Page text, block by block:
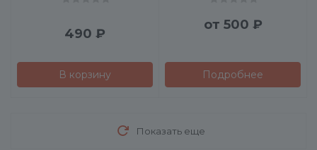
490 ₽
В корзину
от 500 ₽
Подробнее
Показать еще